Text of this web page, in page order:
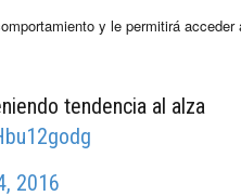
y le permitirá acceder
tendencia al alza
2016